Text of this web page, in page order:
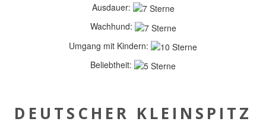
Ausdauer:
Wachhund:
Umgang mit Kindern:
Beliebtheit:
DEUTSCHER KLEINSPITZ